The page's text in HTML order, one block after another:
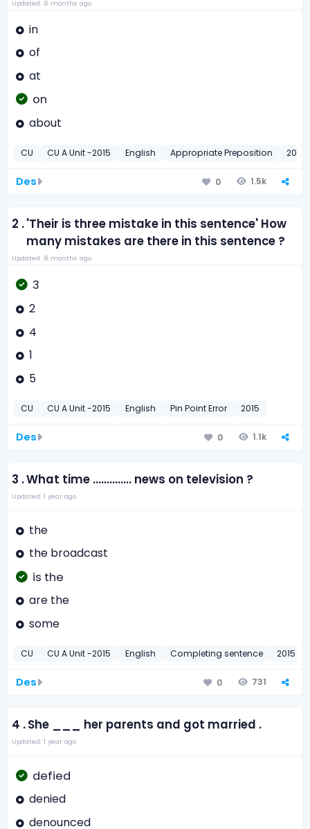
Updated: 8 months ago
in
of
at
on
about
CU CU A Unit -2015 English Appropriate Preposition 2015
Des 0 1.5k
2 .'Their is three mistake in this sentence' How
many mistakes are there in this sentence ?
Updated: 8 months ago
3
2
4
1
5
CU CU A Unit -2015 English Pin Point Error 2015
Des 0 1.1k
3 .What time .............. news on television ?
Updated: 1 year ago
the
the broadcast
is the
are the
some
CU CU A Unit -2015 English Completing sentence 2015
Des 0 731
4 .She ___ her parents and got married .
Updated: 1 year ago
defied
denied
denounced